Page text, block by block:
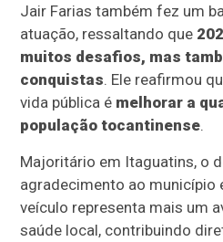
Jair Farias também fez um
atuação, ressaltando que
muitos desafios, mas
conquistas. Ele reafirmou
vida pública é melhorar a
população tocantinense.
Majoritário em Itaguatins, o
agradecimento ao município
veículo representa mais um
saúde local, contribuindo